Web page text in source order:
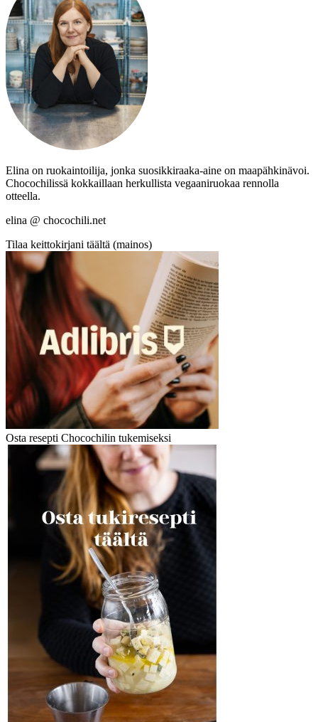
Elina on ruokaintoilija, jonka suosikkiraaka-aine on maapähkinävoi.
Chocochilissä kokkaillaan herkullista vegaaniruokaa rennolla
otteella.
elina @ chocochili.net
Tilaa keittokirjani täältä (mainos)
Osta resepti Chocochilin tukemiseksi